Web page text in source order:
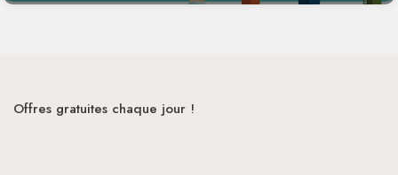
Offres gratuites chaque jour !